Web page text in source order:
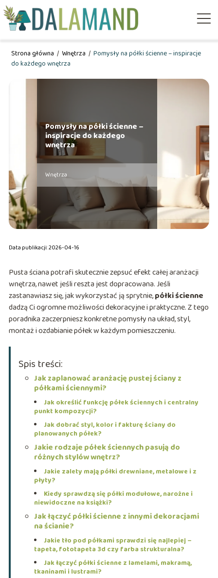
Strona główna / Wnętrza / Pomysły na półki ścienne – inspiracje
do każdego wnętrza
Pomysły na półki ścienne –
inspiracje do każdego
wnętrza
Wnętrza
Data publikacji: 2026-04-16
Pusta ściana potrafi skutecznie zepsuć efekt całej aranżacji
wnętrza, nawet jeśli reszta jest dopracowana. Jeśli
zastanawiasz się, jak wykorzystać ją sprytnie,półki ścienne
dadzą Ci ogromne możliwości dekoracyjne i praktyczne. Z tego
poradnika zaczerpniesz konkretne pomysły na układ, styl,
montaż i ozdabianie półek w każdym pomieszczeniu.
Spis treści:
Jak zaplanować aranżację pustej ściany z
półkami ściennymi?
Jak określić funkcję półek ściennych i centralny
punkt kompozycji?
Jak dobrać styl, kolor i fakturę ściany do
planowanych półek?
Jakie rodzaje półek ściennych pasują do
różnych stylów wnętrz?
Jakie zalety mają półki drewniane, metalowe i z
płyty?
Kiedy sprawdzą się półki modułowe, narożne i
niewidoczne na książki?
Jak łączyć półki ścienne z innymi dekoracjami
na ścianie?
Jakie tło pod półkami sprawdzi się najlepiej –
tapeta, fototapeta 3d czy farba strukturalna?
Jak łączyć półki ścienne z lamelami, makramą,
tkaninami i lustrami?